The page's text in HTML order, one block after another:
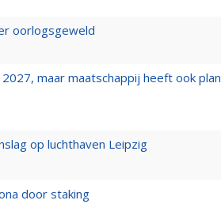
oorlogsgeweld
maar maatschappij heeft ook plan
op luchthaven Leipzig
door staking